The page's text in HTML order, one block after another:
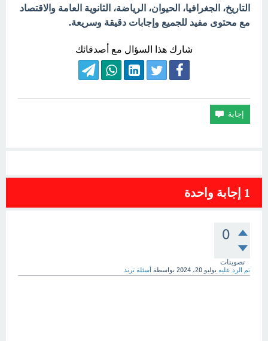
التاريخ، الجغرافيا، الحيوان، الرياضة، الثانوية العامة والاقتصاد
مع محتوى مفيد للجميع وإجابات دقيقة وسريعة.
شارك هذا السؤال مع أصدقائك
1 إجابة واحدة
0
تصويتات
تم الرد عليه يوليو 20، 2024 بواسطة أسئلة ترند